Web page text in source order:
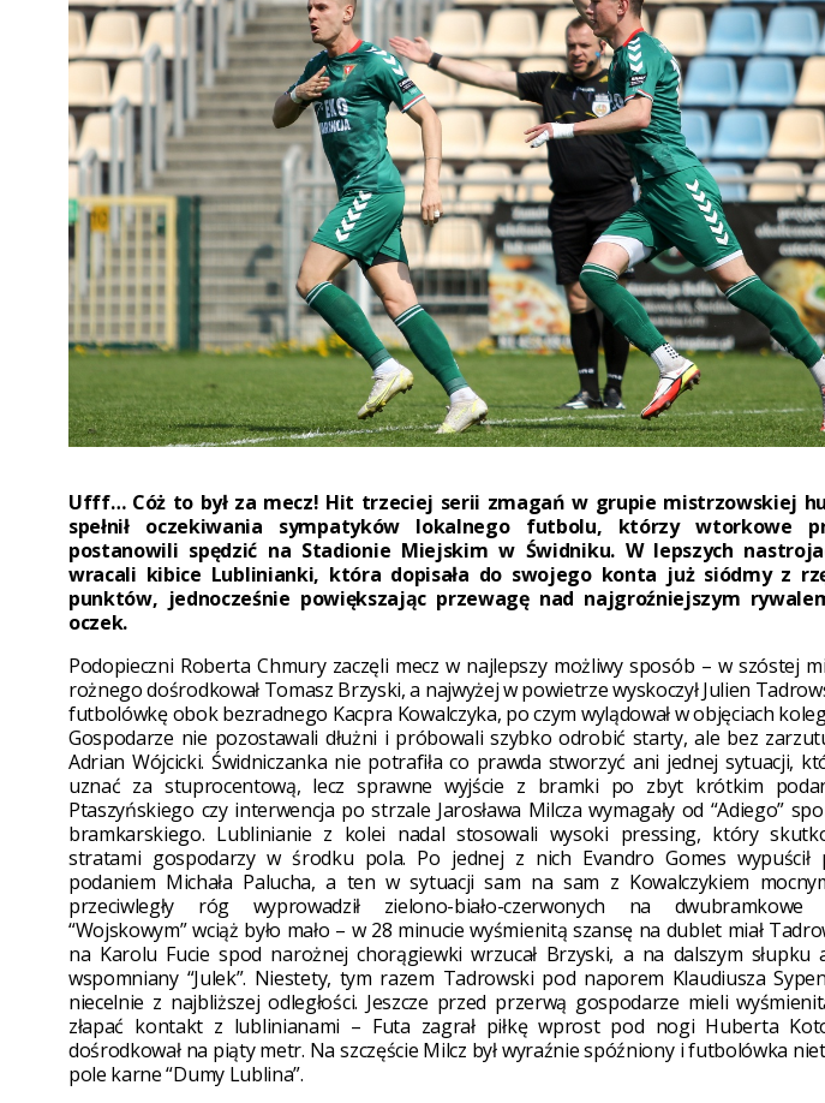
Ufff… Cóż to był za mecz! Hit trzeciej serii zmagań w grupie mistrzowskiej
spełnił oczekiwania sympatyków lokalnego futbolu, którzy wtorkowe
postanowili spędzić na Stadionie Miejskim w Świdniku. W lepszych
wracali kibice Lublinianki, która dopisała do swojego konta już siódmy z
punktów, jednocześnie powiększając przewagę nad najgroźniejszym
oczek.
Podopieczni Roberta Chmury zaczęli mecz w najlepszy możliwy sposób – w szóstej
rożnego dośrodkował Tomasz Brzyski, a najwyżej w powietrze wyskoczył Julien
futbolówkę obok bezradnego Kacpra Kowalczyka, po czym wylądował w objęciach
Gospodarze nie pozostawali dłużni i próbowali szybko odrobić starty, ale bez
Adrian Wójcicki. Świdniczanka nie potrafiła co prawda stworzyć ani jednej sytuacji,
uznać za stuprocentową, lecz sprawne wyjście z bramki po zbyt krótkim
Ptaszyńskiego czy interwencja po strzale Jarosława Milcza wymagały od “Adiego”
bramkarskiego. Lublinianie z kolei nadal stosowali wysoki pressing, który
stratami gospodarzy w środku pola. Po jednej z nich Evandro Gomes wypuścił
podaniem Michała Palucha, a ten w sytuacji sam na sam z Kowalczykiem
przeciwległy róg wyprowadził zielono-biało-czerwonych na dwubramkowe
“Wojskowym” wciąż było mało – w 28 minucie wyśmienitą szansę na dublet miał
na Karolu Fucie spod narożnej chorągiewki wrzucał Brzyski, a na dalszym słupku
wspomniany “Julek”. Niestety, tym razem Tadrowski pod naporem Klaudiusza
niecelnie z najbliższej odległości. Jeszcze przed przerwą gospodarze mieli
złapać kontakt z lublinianami – Futa zagrał piłkę wprost pod nogi Huberta
dośrodkował na piąty metr. Na szczęście Milcz był wyraźnie spóźniony i futbolówka
pole karne “Dumy Lublina”.